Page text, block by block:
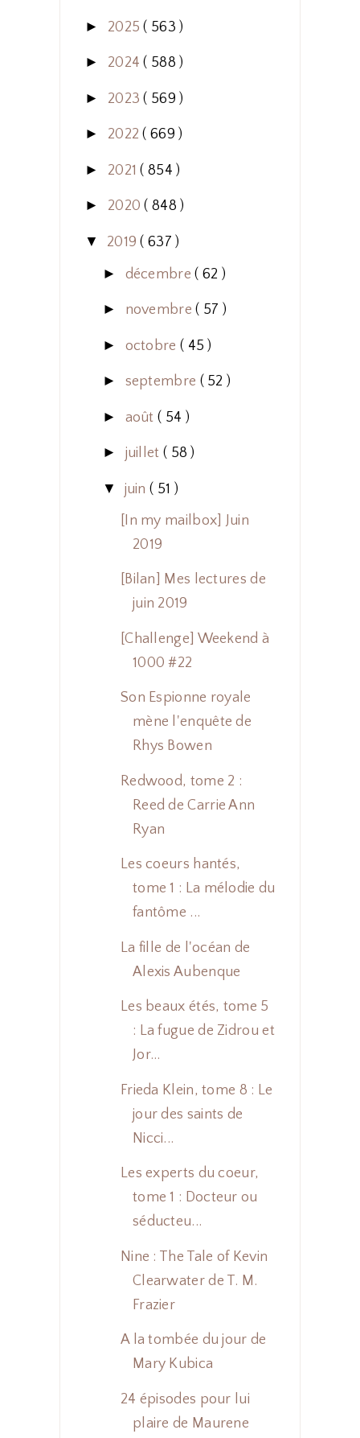
► 2025( 563 )
► 2024( 588 )
► 2023( 569 )
► 2022( 669 )
► 2021( 854 )
► 2020( 848 )
▼ 2019( 637 )
► décembre( 62 )
► novembre( 57 )
► octobre ( 45 )
► septembre ( 52 )
► août ( 54 )
► juillet ( 58 )
▼ juin( 51 )
[In my mailbox] Juin
2019
[Bilan] Mes lectures de
juin 2019
[Challenge] Weekend à
1000 #22
Son Espionne royale
mène l'enquête de
Rhys Bowen
Redwood, tome 2 :
Reed de Carrie Ann
Ryan
Les coeurs hantés,
tome 1 : La mélodie du
fantôme ...
La fille de l'océan de
Alexis Aubenque
Les beaux étés, tome 5
: La fugue de Zidrou et
Jor...
Frieda Klein, tome 8 : Le
jour des saints de
Nicci...
Les experts du coeur,
tome 1 : Docteur ou
séducteu...
Nine : The Tale of Kevin
Clearwater de T. M.
Frazier
A la tombée du jour de
Mary Kubica
24 épisodes pour lui
plaire de Maurene